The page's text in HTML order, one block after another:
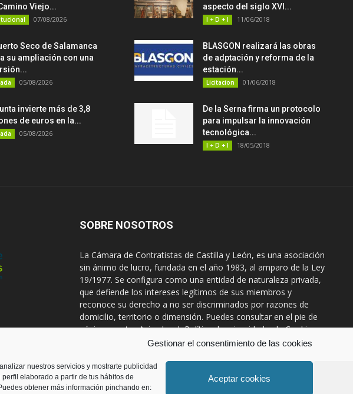
Gestionar el consentimiento de las cookies
nuestros servicios y mostrarte publicidad
elaborado a partir de tus hábitos de
obtener más información pinchando en:
Aceptar cookies
Viejo...
07/08/2026
Seco de Salamanca
su ampliación con una
05/08/2026
invierte más de 3,8
de euros en la...
05/08/2026
aspecto del siglo XVI...
I + D + I 11/06/2018
BLASGON realizará las obras
de adptación y reforma de la
estación...
Licitacion 01/06/2018
De la Serna firma un protocolo
para impulsar la innovación
tecnológica...
I + D + I 18/05/2018
SOBRE NOSOTROS
La Cámara de Contratistas de Castilla y León, es una asociación
sin ánimo de lucro, fundada en el año 1983, al amparo de la Ley
19/1977. Se configura como una entidad de naturaleza privada,
que defiende los intereses legítimos de sus miembros y
reconoce su derecho a no ser discriminados por razones de
domicilio, territorio o dimensión. Puedes consultar en el pie de
página nuestro Aviso legal, Política de privacidad y de Cookies